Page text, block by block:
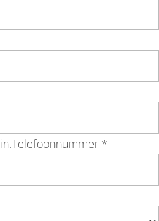
in.Telefoonnummer *